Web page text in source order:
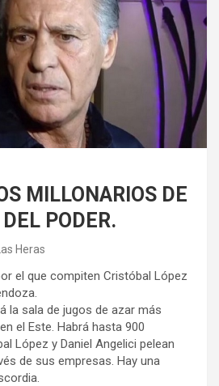
MILLONARIOS DE
PODER.
Heras
el que compiten Cristóbal López
la sala de jugos de azar más
el Este. Habrá hasta 900
López y Daniel Angelici pelean
de sus empresas. Hay una